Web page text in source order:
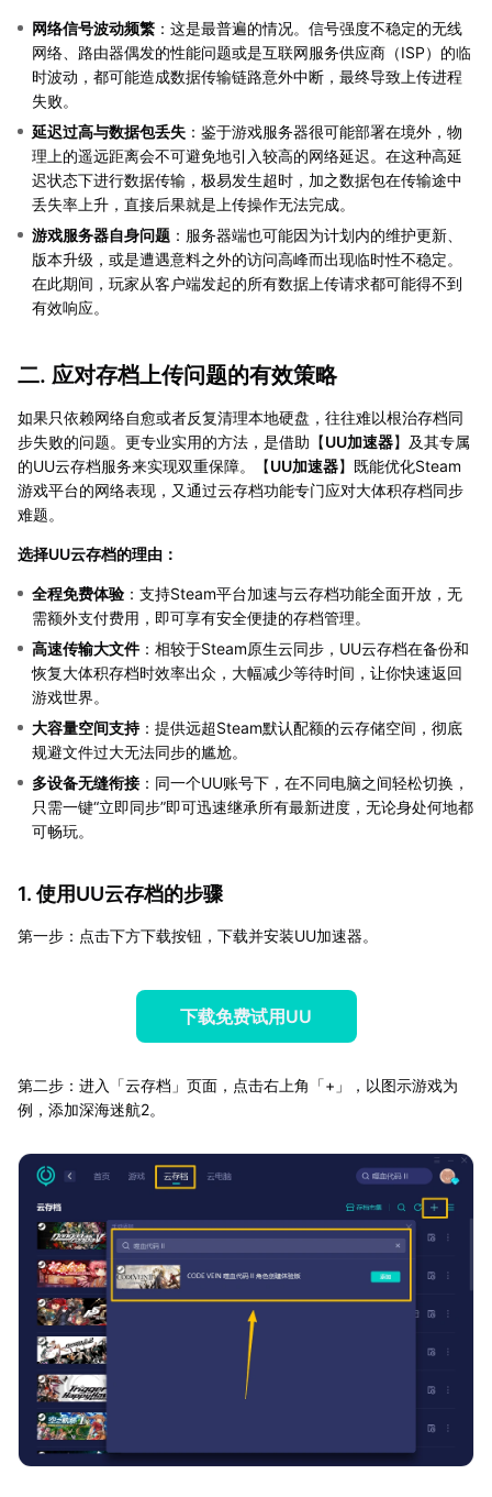
网络信号波动频繁 ：这是最普遍的情况。信号强度不稳定的无线
网络、路由器偶发的性能问题或是互联网服务供应商（ISP）的临
时波动，都可能造成数据传输链路意外中断，最终导致上传进程
失败。
延迟过高与数据包丢失 ：鉴于游戏服务器很可能部署在境外，物
理上的遥远距离会不可避免地引入较高的网络延迟。在这种高延
迟状态下进行数据传输，极易发生超时，加之数据包在传输途中
丢失率上升，直接后果就是上传操作无法完成。
游戏服务器自身问题 ：服务器端也可能因为计划内的维护更新、
版本升级，或是遭遇意料之外的访问高峰而出现临时性不稳定。
在此期间，玩家从客户端发起的所有数据上传请求都可能得不到
有效响应。
二. 应对存档上传问题的有效策略
如果只依赖网络自愈或者反复清理本地硬盘，往往难以根治存档同
步失败的问题。更专业实用的方法，是借助【UU加速器】及其专属
的UU云存档服务来实现双重保障。【UU加速器】既能优化Steam
游戏平台的网络表现，又通过云存档功能专门应对大体积存档同步
难题。
选择UU云存档的理由：
全程免费体验 ：支持Steam平台加速与云存档功能全面开放，无
需额外支付费用，即可享有安全便捷的存档管理。
高速传输大文件：相较于Steam原生云同步，UU云存档在备份和
恢复大体积存档时效率出众，大幅减少等待时间，让你快速返回
游戏世界。
大容量空间支持：提供远超Steam默认配额的云存储空间，彻底
规避文件过大无法同步的尴尬。
多设备无缝衔接 ：同一个UU账号下，在不同电脑之间轻松切换，
只需一键“立即同步”即可迅速继承所有最新进度，无论身处何地都
可畅玩。
1. 使用UU云存档的步骤
第一步：点击下方下载按钮，下载并安装UU加速器。
下载免费试用UU
第二步：进入「云存档」页面，点击右上角「+」，以图示游戏为
例，添加深海迷航2。